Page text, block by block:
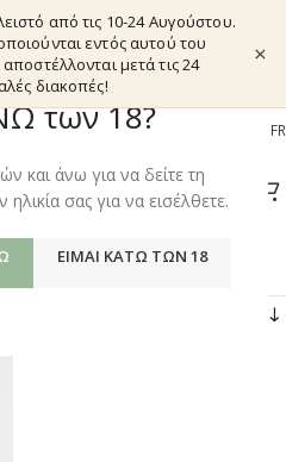
των 18?
και άνω για να δείτε τη
σας για να εισέλθετε.
ΕΊΜΑΙ ΚΆΤΩ ΤΩΝ 18
από τις 10-24 Αυγούστου.
εντός αυτού του
μετά τις 24
διακοπές!
×
EL FR
ετικέτα “KRATOM MALAY”